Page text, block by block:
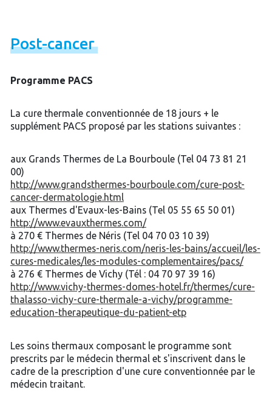
Post-cancer
Programme PACS
La cure thermale conventionnée de 18 jours + le
supplément PACS proposé par les stations suivantes :
aux Grands Thermes de La Bourboule (Tel 04 73 81 21
00)
http://www.grandsthermes-bourboule.com/cure-post-
cancer-dermatologie.html
aux Thermes d'Evaux-les-Bains (Tel 05 55 65 50 01)
http://www.evauxthermes.com/
à 270 € Thermes de Néris (Tel 04 70 03 10 39)
http://www.thermes-neris.com/neris-les-bains/accueil/les-
cures-medicales/les-modules-complementaires/pacs/
à 276 € Thermes de Vichy (Tél : 04 70 97 39 16)
http://www.vichy-thermes-domes-hotel.fr/thermes/cure-
thalasso-vichy-cure-thermale-a-vichy/programme-
education-therapeutique-du-patient-etp
Les soins thermaux composant le programme sont
prescrits par le médecin thermal et s'inscrivent dans le
cadre de la prescription d'une cure conventionnée par le
médecin traitant.